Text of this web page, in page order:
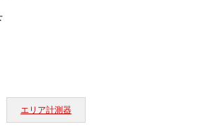
エリア計測器